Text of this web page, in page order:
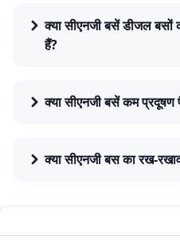
क्या सीएनजी बसें डीजल बसों
हैं?
क्या सीएनजी बसें कम प्रदूषण
क्या सीएनजी बस का रख-